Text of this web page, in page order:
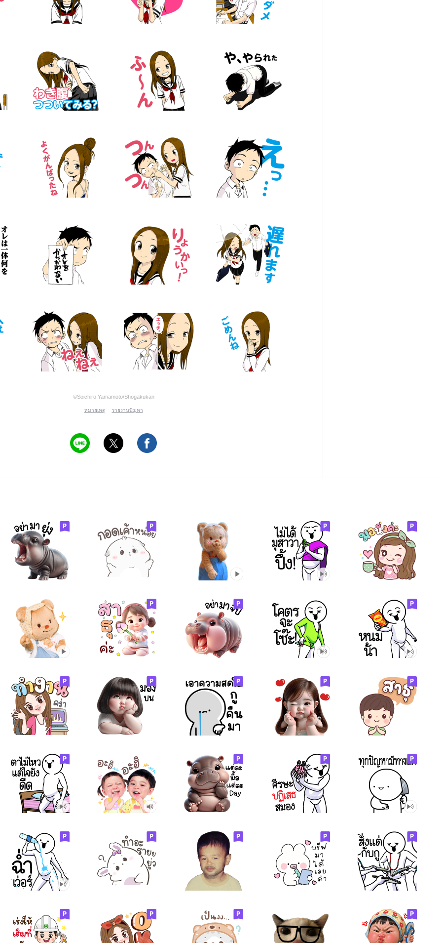
©Soichiro Yamamoto/Shogakukan
หมายเหตุ รายงานปัญหา